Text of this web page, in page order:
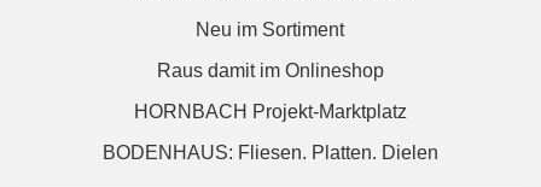
Neu im Sortiment
Raus damit im Onlineshop
HORNBACH Projekt-Marktplatz
BODENHAUS: Fliesen. Platten. Dielen